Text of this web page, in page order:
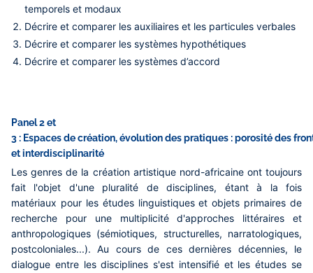
temporels et modaux
Décrire et comparer les auxiliaires et les particules verbales
Décrire et comparer les systèmes hypothétiques
Décrire et comparer les systèmes d’accord
Panel 2 et
3 : Espaces de création, évolution des pratiques : porosité des
et interdisciplinarité
Les genres de la création artistique nord-africaine ont toujours
fait l'objet d'une pluralité de disciplines, étant à la fois
matériaux pour les études linguistiques et objets primaires de
recherche pour une multiplicité d'approches littéraires et
anthropologiques (sémiotiques, structurelles, narratologiques,
postcoloniales...). Au cours de ces dernières décennies, le
dialogue entre les disciplines s'est intensifié et les études se